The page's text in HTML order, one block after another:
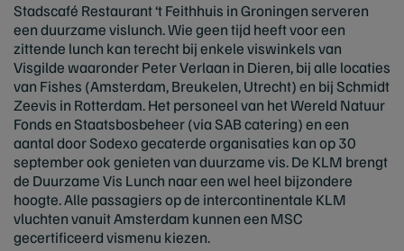
Stadscafé Restaurant ‘t Feithhuis in Groningen serveren
een duurzame vislunch. Wie geen tijd heeft voor een
zittende lunch kan terecht bij enkele viswinkels van
Visgilde waaronder Peter Verlaan in Dieren, bij alle locaties
van Fishes (Amsterdam, Breukelen, Utrecht) en bij Schmidt
Zeevis in Rotterdam. Het personeel van het Wereld Natuur
Fonds en Staatsbosbeheer (via SAB catering) en een
aantal door Sodexo gecaterde organisaties kan op 30
september ook genieten van duurzame vis. De KLM brengt
de Duurzame Vis Lunch naar een wel heel bijzondere
hoogte. Alle passagiers op de intercontinentale KLM
vluchten vanuit Amsterdam kunnen een MSC
gecertificeerd vismenu kiezen.